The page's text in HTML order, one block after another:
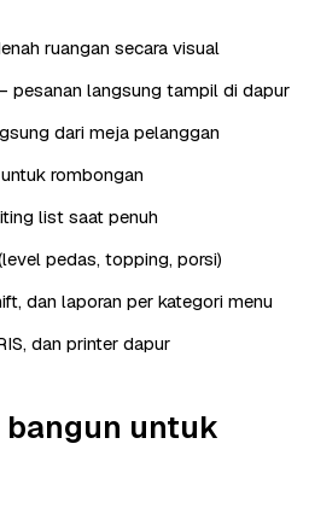
ruangan secara visual
pesanan langsung tampil di dapur
dari meja pelanggan
rombongan
list saat penuh
pedas, topping, porsi)
dan laporan per kategori menu
dan printer dapur
bangun untuk